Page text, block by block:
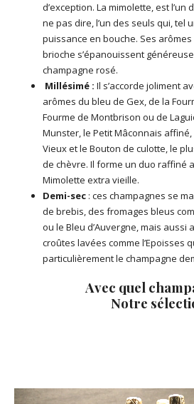
d’exception. La mimolette, est
ne pas dire, l’un des seuls qui, tel
puissance en bouche. Ses
brioche s’épanouissent
champagne rosé.
Millésimé : Il s’accorde joliment
arômes du bleu de Gex, de la
Fourme de Montbrison ou de
Munster, le Petit Mâconnais
Vieux et le Bouton de culotte, le
de chèvre. Il forme un duo raffiné
Mimolette extra vieille.
Demi-sec : ces champagnes se
de brebis, des fromages bleus
ou le Bleu d’Auvergne, mais aussi
croûtes lavées comme l’Epoisses
particulièrement le champagne
Avec quel
Notre